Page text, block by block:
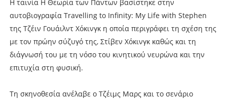
Η ταινία Η Θεωρία των Πάντων βασίστηκε στην
αυτοβιογραφία Travelling to Infinity: My Life with Stephen
της Τζέιν Γουάιλντ Χόκινγκ η οποία περιγράφει τη σχέση της
με τον πρώην σύζυγό της, Στίβεν Χόκινγκ καθώς και τη
διάγνωσή του με τη νόσο του κινητικού νευρώνα και την
επιτυχία στη φυσική.
Τη σκηνοθεσία ανέλαβε ο Τζέιμς Μαρς και το σενάριο